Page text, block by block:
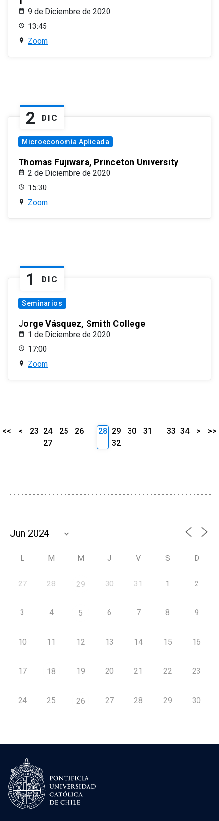
9 de Diciembre de 2020
13:45
Zoom
2 DIC
Microeconomía Aplicada
Thomas Fujiwara, Princeton University
2 de Diciembre de 2020
15:30
Zoom
1 DIC
Seminarios
Jorge Vásquez, Smith College
1 de Diciembre de 2020
17:00
Zoom
<< < 23 24 25
26
27
28 29 30
31
32
33 34 > >>
L M M J V S D
27 28 29 30 31 1 2
3 4 5 6 7 8 9
10 11 12 13 14 15 16
17 18 19 20 21 22 23
24 25 26 27 28 29 30